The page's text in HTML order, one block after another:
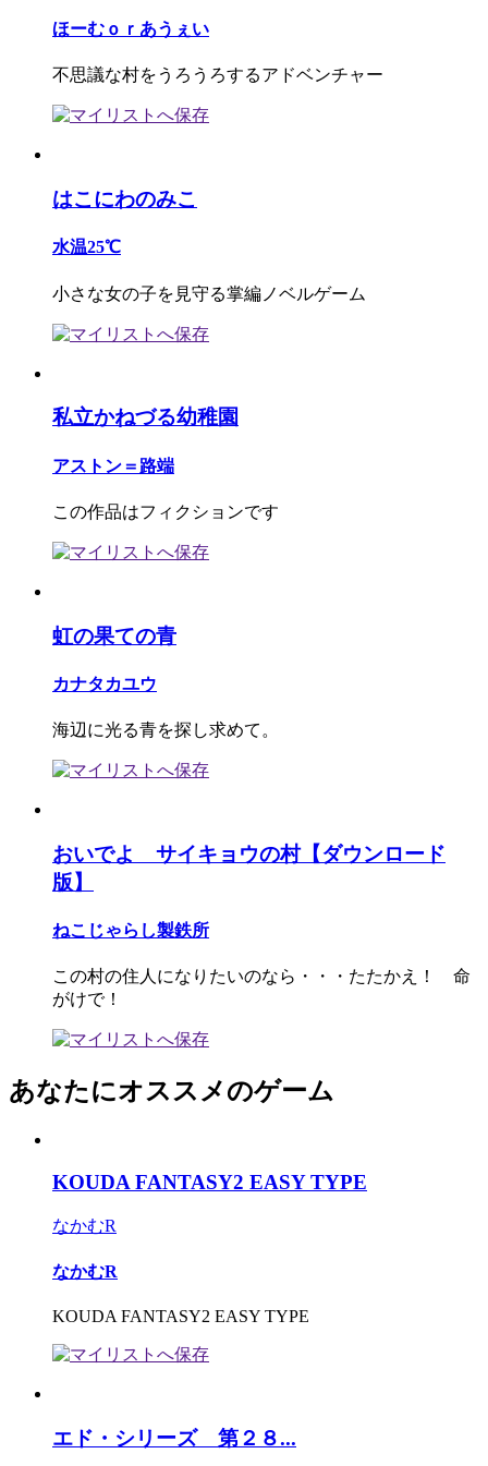
ほーむｏｒあうぇい
不思議な村をうろうろするアドベンチャー
はこにわのみこ
水温25℃
小さな女の子を見守る掌編ノベルゲーム
私立かねづる幼稚園
アストン＝路端
この作品はフィクションです
虹の果ての青
カナタカユウ
海辺に光る青を探し求めて。
おいでよ サイキョウの村【ダウンロード
版】
ねこじゃらし製鉄所
この村の住人になりたいのなら・・・たたかえ！ 命
がけで！
あなたにオススメのゲーム
KOUDA FANTASY2 EASY TYPE
なかむR
なかむR
KOUDA FANTASY2 EASY TYPE
エド・シリーズ 第２８...